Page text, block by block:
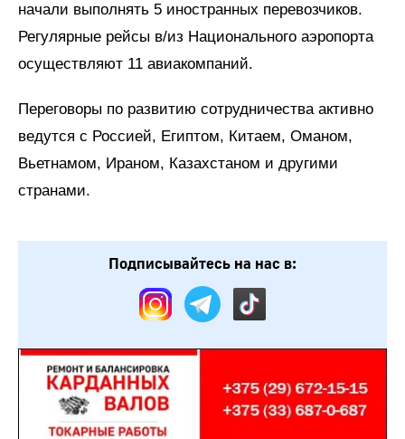
начали выполнять 5 иностранных перевозчиков.
Регулярные рейсы в/из Национального аэропорта
осуществляют 11 авиакомпаний.
Переговоры по развитию сотрудничества активно
ведутся с Россией, Египтом, Китаем, Оманом,
Вьетнамом, Ираном, Казахстаном и другими
странами.
Подписывайтесь на нас в: